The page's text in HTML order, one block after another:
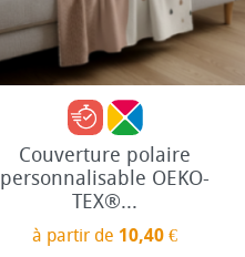
Personnalisation incluse
Couverture polaire
personnalisable OEKO-
TEX®...
à partir de 10,40 €